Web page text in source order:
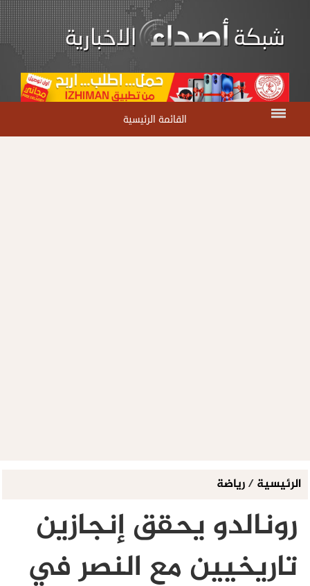
القائمة الرئيسية
الرئيسية/رياضة
رونالدو يحقق إنجازين
تاريخيين مع النصر في